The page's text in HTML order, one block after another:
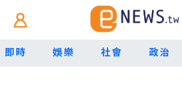
即時 娛樂 社會 政治